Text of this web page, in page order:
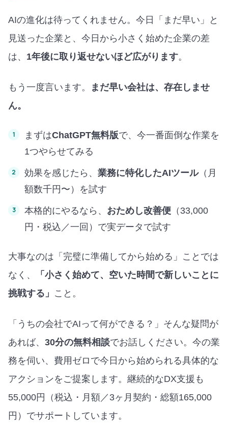
AIの進化は待ってくれません。今日「まだ早い」と
見送った企業と、今日から小さく始めた企業の差
は、 1年後に取り返せないほど広がります。
もう一度言います。
まだ早い会社は、存在しませ
ん。
まずはChatGPT無料版で、今一番面倒な作業を
1つやらせてみる
効果を感じたら、 業務に特化したAIツール（月
額数千円〜）を試す
本格的にやるなら、 おためし改善便 （33,000
円・税込／一回）で実データで試す
大事なのは「完璧に準備してから始める」ことでは
なく、
「小さく始めて、空いた時間で新しいことに
挑戦する」 こと。
「うちの会社でAIって何ができる？」そんな疑問が
あれば、 30分の無料相談でお話しください。今の業
務を伺い、費用ゼロで今日から始められる具体的な
アクションをご提案します。継続的なDX支援も
55,000円（税込・月額／3ヶ月契約・総額165,000
円）でサポートしています。